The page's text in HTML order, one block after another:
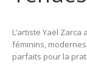
L’artiste Yaël
féminins,
parfaits pour la